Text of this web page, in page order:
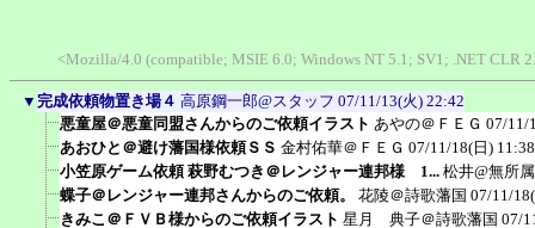
<Mozilla/4.0 (compatible; MSIE 6.0; Windows NT 5.1; SV1; .NET
▼ 完成依頼物置き場４ 高原鋼一郎@スタッフ 07/11/13(火) 22:42
悪童屋＠悪童同盟さんからのご依頼イラスト あやの＠ＦＥＧ 07/11/
あおひと＠避け藩国様依頼ＳＳ 金村佑華＠ＦＥＧ 07/11/18(日) 11:38
小笠原ゲーム依頼 萩野むつき＠レンジャー連邦様 1... 松井@無所属
蝶子＠レンジャー連邦さんからのご依頼。
花陵＠詩歌藩国 07/11/
きみこ＠ＦＶＢ様からのご依頼イラスト 星月 典子＠詩歌藩国 07/